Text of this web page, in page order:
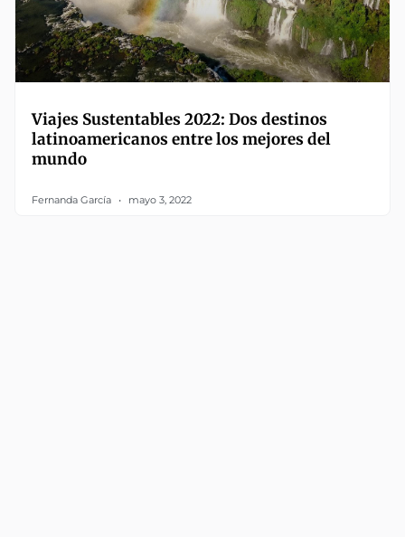
Viajes Sustentables 2022: Dos destinos
latinoamericanos entre los mejores del
mundo
Fernanda García mayo 3, 2022